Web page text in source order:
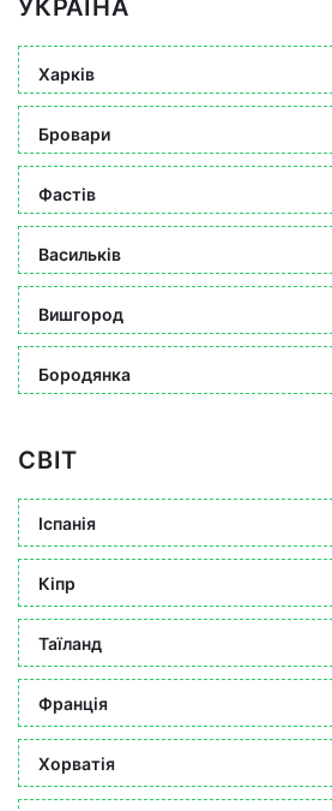
УКРАЇНА
Харків
Бровари
Фастів
Васильків
Вишгород
Бородянка
СВІТ
Іспанія
Кіпр
Таїланд
Франція
Хорватія